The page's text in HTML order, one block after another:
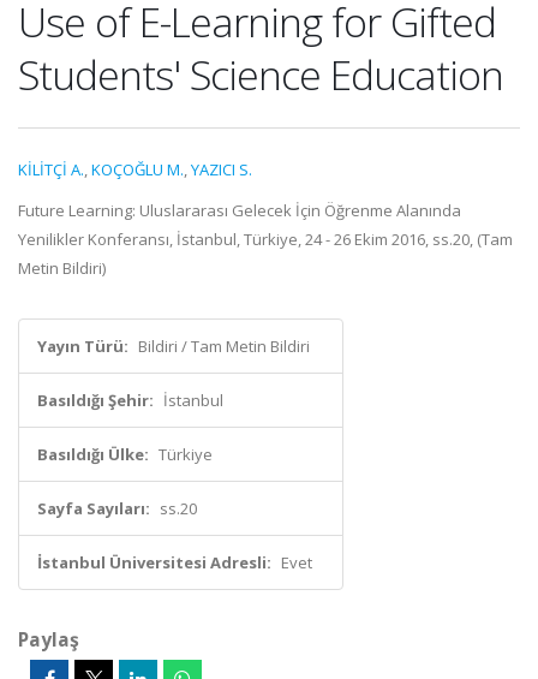
Use of E-Learning for Gifted
Students' Science Education
KİLİTÇİ A.,KOÇOĞLU M.,YAZICI S.
Future Learning: Uluslararası Gelecek İçin Öğrenme Alanında
Yenilikler Konferansı, İstanbul, Türkiye, 24 - 26 Ekim 2016, ss.20, (Tam
Metin Bildiri)
Yayın Türü: Bildiri / Tam Metin Bildiri
Basıldığı Şehir: İstanbul
Basıldığı Ülke: Türkiye
Sayfa Sayıları: ss.20
İstanbul Üniversitesi Adresli: Evet
Paylaş